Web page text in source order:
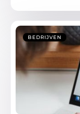
BEDRIJVEN